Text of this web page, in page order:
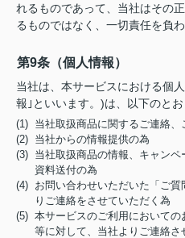
れるものであって、当社はその
るものではなく、一切責任を負
第9条（個人情報）
当社は、本サービスにおける個
報｣といいます。)は、以下のと
(1) 当社取扱商品に関するご連絡、
(2) 当社からの情報提供の為
(3) 当社取扱商品の情報、キャンペ
資料送付の為
(4) お問い合わせいただいた「ご質
りご連絡をさせていただく為
(5) 本サービスのご利用において
等に対して、当社よりご連絡さ